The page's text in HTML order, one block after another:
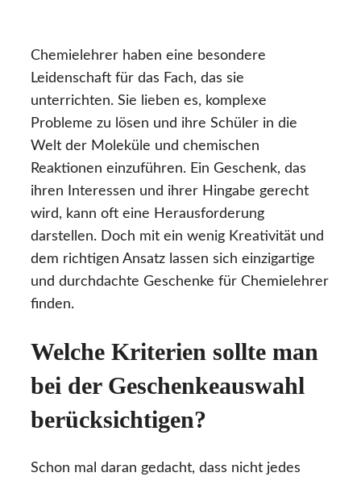
Chemielehrer haben eine besondere
Leidenschaft für das Fach, das sie
unterrichten. Sie lieben es, komplexe
Probleme zu lösen und ihre Schüler in die
Welt der Moleküle und chemischen
Reaktionen einzuführen. Ein Geschenk, das
ihren Interessen und ihrer Hingabe gerecht
wird, kann oft eine Herausforderung
darstellen. Doch mit ein wenig Kreativität und
dem richtigen Ansatz lassen sich einzigartige
und durchdachte Geschenke für Chemielehrer
finden.
Welche Kriterien sollte man
bei der Geschenkeauswahl
berücksichtigen?
Schon mal daran gedacht, dass nicht jedes